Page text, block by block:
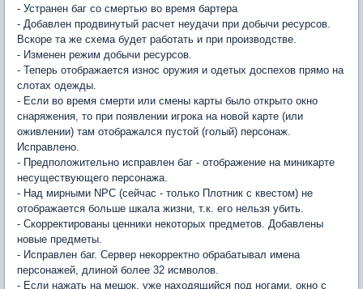
- Устранен баг со смертью во время бартера
- Добавлен продвинутый расчет неудачи при добычи ресурсов.
Вскоре та же схема будет работать и при производстве.
- Изменен режим добычи ресурсов.
- Теперь отображается износ оружия и одетых доспехов прямо на
слотах одежды.
- Если во время смерти или смены карты было открыто окно
снаряжения, то при появлении игрока на новой карте (или
оживлении) там отображался пустой (голый) персонаж.
Исправлено.
- Предположительно исправлен баг - отображение на миникарте
несуществующего персонажа.
- Над мирными NPC (сейчас - только Плотник с квестом) не
отображается больше шкала жизни, т.к. его нельзя убить.
- Скорректированы ценники некоторых предметов. Добавлены
новые предметы.
- Исправлен баг. Сервер некорректно обрабатывал имена
персонажей, длиной более 32 исмволов.
- Если нажать на мешок, уже находящийся под ногами, окно с